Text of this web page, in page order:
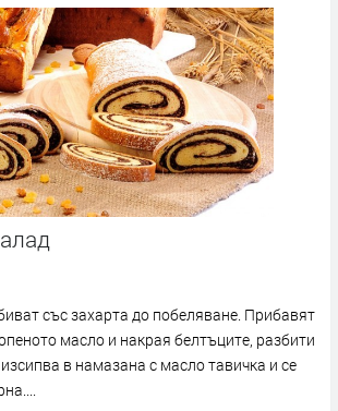
със захарта до побеляване. Прибавят
масло и накрая белтъците, разбити
в намазана с масло тавичка и се